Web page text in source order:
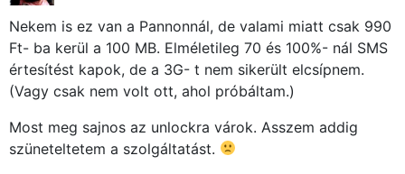
Nekem is ez van a Pannonnál, de valami miatt csak 990
Ft- ba kerül a 100 MB. Elméletileg 70 és 100%- nál SMS
értesítést kapok, de a 3G- t nem sikerült elcsípnem.
(Vagy csak nem volt ott, ahol próbáltam.)
Most meg sajnos az unlockra várok. Asszem addig
szüneteltetem a szolgáltatást.